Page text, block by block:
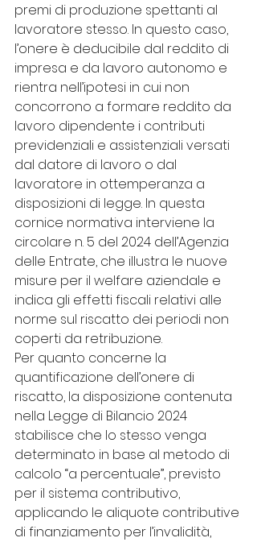
premi di produzione spettanti al
lavoratore stesso. In questo caso,
l’onere è deducibile dal reddito di
impresa e da lavoro autonomo e
rientra nell’ipotesi in cui non
concorrono a formare reddito da
lavoro dipendente i contributi
previdenziali e assistenziali versati
dal datore di lavoro o dal
lavoratore in ottemperanza a
disposizioni di legge. In questa
cornice normativa interviene la
circolare n. 5 del 2024 dell’Agenzia
delle Entrate, che illustra le nuove
misure per il welfare aziendale e
indica gli effetti fiscali relativi alle
norme sul riscatto dei periodi non
coperti da retribuzione.
Per quanto concerne la
quantificazione dell’onere di
riscatto, la disposizione contenuta
nella Legge di Bilancio 2024
stabilisce che lo stesso venga
determinato in base al metodo di
calcolo “a percentuale”, previsto
per il sistema contributivo,
applicando le aliquote contributive
di finanziamento per l’invalidità,